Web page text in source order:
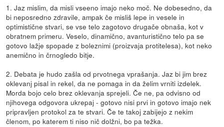
1. Jaz mislim, da misli vseeno imajo neko moč. Ne dobesedno, da
bi neposredno zdravile, ampak če misliš lepe in vesele in
optimistične stvari, se vse telo zagotovo drugače obnaša, kot v
obratnem primeru. Veselo, dinamično, avanturistično telo pa se
gotovo lažje spopade z boleznimi (proizvaja protitelesa), kot neko
anemično in črnogledo bitje.
2. Debata je hudo zašla od prvotnega vprašanja. Jaz bi jim brez
oklevanj pisal in rekel, da ne pomaga in da želim vrniti izdelek.
Morda bojo celo brez oklevanja sprejeli. Če ne, pa odvisno od
njihovega odgovora ukrepaj - gotovo nisi prvi in gotovo imajo nek
pripravljen protokol za te stvari. Če te takoj zabijejo z nekim
členom, po katerem ti niso nič dolžni, bo pa težka.